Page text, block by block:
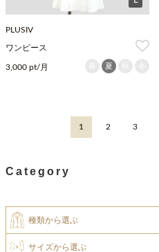
PLUSIV
ワンピース
3,000 pt/月 夏
1 2 3
Category
種類から選ぶ
サイズから選ぶ